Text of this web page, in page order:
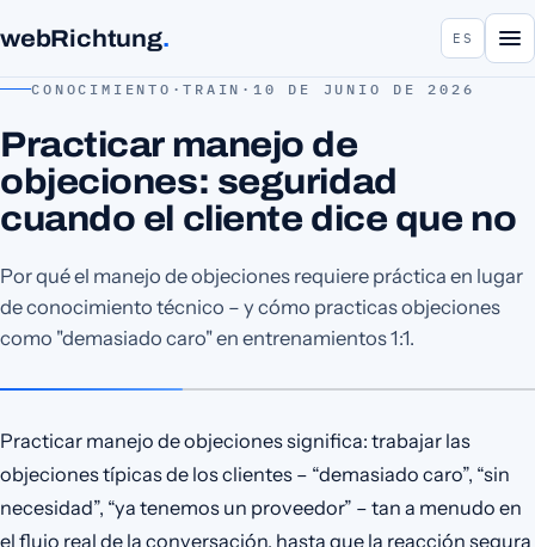
webRichtung. ES
CONOCIMIENTO ·TRAIN · 10 DE JUNIO DE 2026
Practicar manejo de
objeciones: seguridad
cuando el cliente dice que no
Por qué el manejo de objeciones requiere práctica en lugar
de conocimiento técnico – y cómo practicas objeciones
como "demasiado caro" en entrenamientos 1:1.
Practicar manejo de objeciones significa: trabajar las
objeciones típicas de los clientes – “demasiado caro”, “sin
necesidad”, “ya tenemos un proveedor” – tan a menudo en
el flujo real de la conversación, hasta que la reacción segura